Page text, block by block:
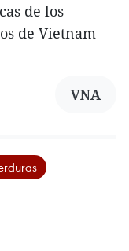
de los
de Vietnam
VNA